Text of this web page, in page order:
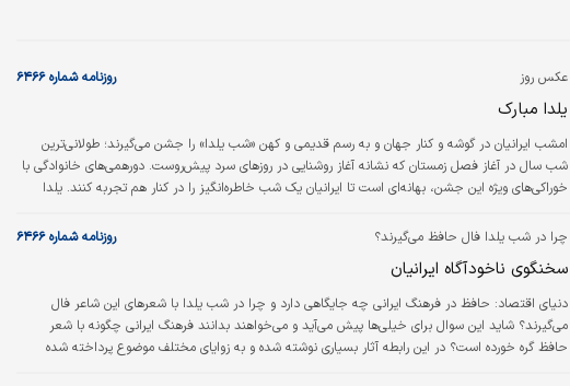
عکس روز روزنامه شماره ۶۴۶۶
یلدا مبارک
امشب ایرانیان در گوشه و کنار جهان و به رسم قدیمی و کهن «شب یلدا» را جشن می‌گیرند؛ طولانی‌ترین
شب سال در آغاز فصل زمستان که نشانه آغاز روشنایی در روزهای سرد پیش‌روست. دورهمی‌های خانوادگی با
خوراکی‌های ویژه این جشن، بهانه‌ای است تا ایرانیان یک شب خاطره‌انگیز را در کنار هم تجربه کنند. یلدا
چرا در شب یلدا فال حافظ می‌گیرند؟
روزنامه شماره ۶۴۶۶
سخنگوی ناخودآگاه ایرانیان
دنیای اقتصاد: حافظ در فرهنگ ایرانی چه جایگاهی دارد و چرا در شب یلدا با شعرهای این شاعر فال
می‌گیرند؟ شاید این سوال برای خیلی‌ها پیش می‌آید و می‌خواهند بدانند فرهنگ ایرانی چگونه با شعر
حافظ گره خورده است؟ در این رابطه آثار بسیاری نوشته شده و به زوایای مختلف موضوع پرداخته شده